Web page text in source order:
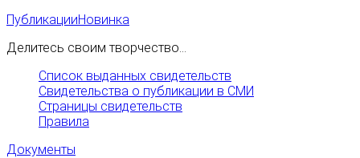
ПубликацииНовинка
Делитесь своим творчество...
Список выданных свидетельств
Свидетельства о публикации в СМИ
Страницы свидетельств
Правила
Документы